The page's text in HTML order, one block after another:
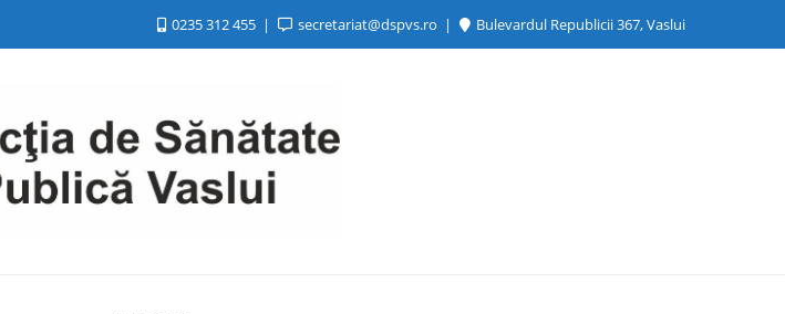
0235 312 455 secretariat@dspvs.ro Bulevardul Republicii 367, Vaslui